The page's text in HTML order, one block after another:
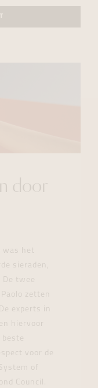
door
het
sieraden,
twee
zetten
experts in
hiervoor
voor de
of
Council.